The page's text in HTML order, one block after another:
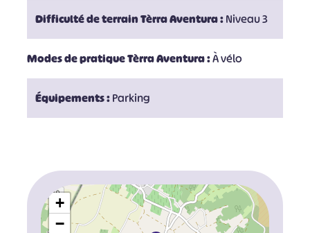
Difficulté de terrain Tèrra Aventura :Niveau 3
Modes de pratique Tèrra Aventura :À vélo
Équipements :Parking
+
−